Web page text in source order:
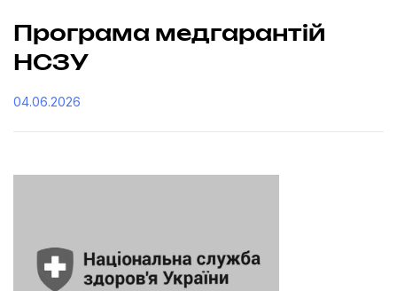
Програма медгарантій
НСЗУ
04.06.2026